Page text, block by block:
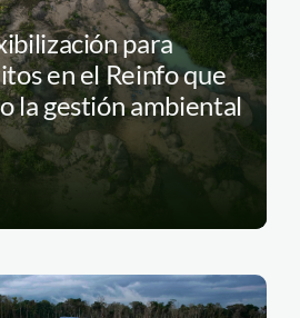
para
en el Reinfo que
la gestión ambiental